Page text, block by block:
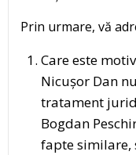
Prin urmare, vă
Care este
Nicușor Dan
tratament
Bogdan
fapte similare,